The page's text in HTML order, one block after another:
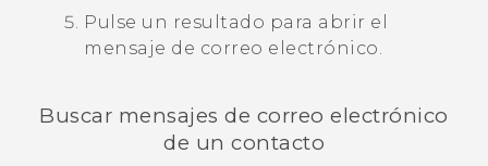
Pulse un resultado para abrir el
mensaje de correo electrónico.
Buscar mensajes de correo electrónico
de un contacto